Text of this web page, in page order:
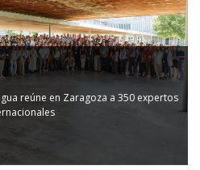
reúne en Zaragoza a 350 expertos